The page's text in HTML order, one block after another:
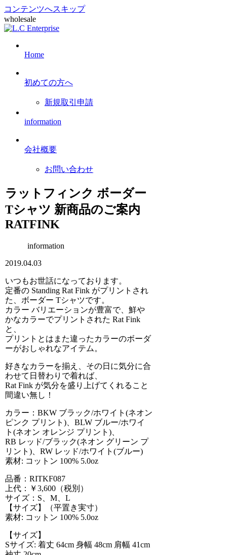
コンテンツへスキップ
wholesale
Home
初めての方へ
新規取引申請
information
会社概要
お問い合わせ
ラットフィンク ボーダー
Tシャツ 新商品のご案内
RATFINK
information
2019.04.03
いつもお世話になっております。
定番の Standing Rat Fink がプリントされ
た、ボーダー Tシャツです。
カラー バリエーションが豊富で、鮮や
かなカラーでプリントされた Rat Fink
と、
プリントとはまた違ったカラーのボーダ
ーがおしゃれなアイテム。
好きなカラーを揃え、その日に気分に合
わせて日替わりで着れば、
Rat Fink が気分を盛り上げてくれること
間違い無し！
カラー：BKW ブラック/ホワイト(ネオン
ピンク プリント)、BLW ブルー/ホワイ
ト(ネオン オレンジ プリント)、
RB レッド/ブラック(ネオン グリーン プ
リント)、RW レッド/ホワイト(ブルー)
素材: コットン 100% 5.0oz
品番：RITKF087
上代：￥3,600（税別）
サイズ：S、M、L
【サイズ】（平置き実寸）
素材: コットン 100% 5.0oz
【サイズ】
Sサイズ: 着丈 64cm 身幅 48cm 肩幅 41cm